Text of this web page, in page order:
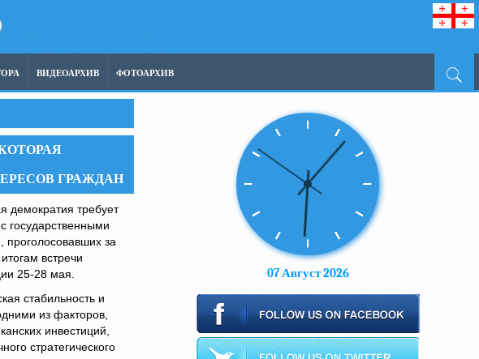
ВИДЕОАРХИВ ФОТОАРХИВ
ГРАЖДАН
демократия требует
государственными
проголосовавших за
встречи
25-28 мая.
стабильность и
из факторов,
инвестиций,
стратегического
07 Август 2026